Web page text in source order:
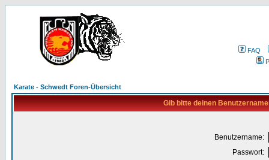
FAQ
Karate - Schwedt Foren-Übersicht
Gib bitte deinen
Benutzername:
Passwort: